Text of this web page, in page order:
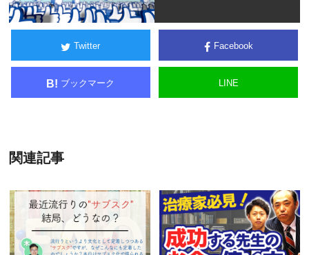
Twitter Facebook
B! ブックマーク LINE
関連記事